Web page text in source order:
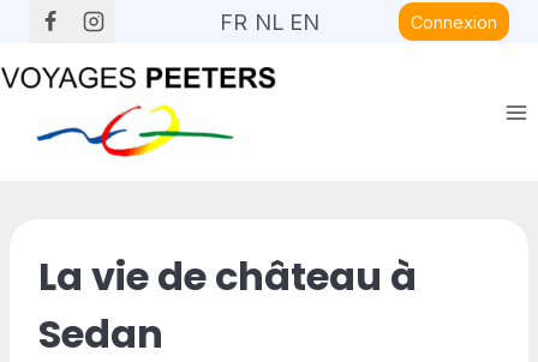
contenu
FR NL EN Connexion
La vie de château à
Sedan